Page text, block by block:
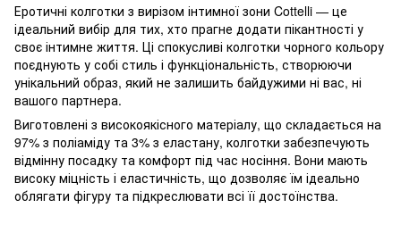
Еротичні колготки з вирізом інтимної зони Cottelli — це
ідеальний вибір для тих, хто прагне додати пікантності у
своє інтимне життя. Ці спокусливі колготки чорного кольору
поєднують у собі стиль і функціональність, створюючи
унікальний образ, який не залишить байдужими ні вас, ні
вашого партнера.
Виготовлені з високоякісного матеріалу, що складається на
97% з поліаміду та 3% з еластану, колготки забезпечують
відмінну посадку та комфорт під час носіння. Вони мають
високу міцність і еластичність, що дозволяє їм ідеально
облягати фігуру та підкреслювати всі її достоїнства.